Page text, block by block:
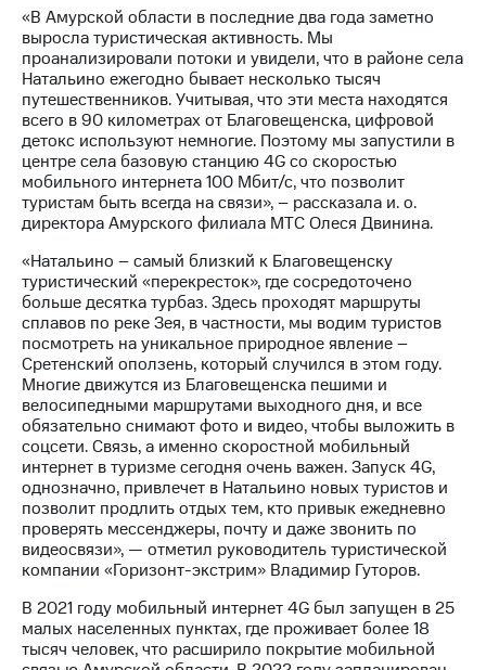
Корпоративный
секретарь
Раскрытие
информации
Информация
акционерам
Документы
ПАО
"МТС"
Собрания
акционеров
Личный
кабинет
акционера
Акционерный
капитал
Контроль
и
аудит
Рынок
акций
Описание
Программа
приобретения
Порядок
выкупа
акций
Рынок
облигаций
«В Амурской области в последние два года заметно
выросла туристическая активность. Мы
проанализировали потоки и увидели, что в районе села
Натальино ежегодно бывает несколько тысяч
путешественников. Учитывая, что эти места находятся
всего в 90 километрах от Благовещенска, цифровой
детокс используют немногие. Поэтому мы запустили в
центре села базовую станцию 4G со скоростью
мобильного интернета 100 Мбит/с, что позволит
туристам быть всегда на связи», – рассказала и. о.
директора Амурского филиала МТС Олеся Двинина.
«Натальино – самый близкий к Благовещенску
туристический «перекресток», где сосредоточено
больше десятка турбаз. Здесь проходят маршруты
сплавов по реке Зея, в частности, мы водим туристов
посмотреть на уникальное природное явление –
Сретенский оползень, который случился в этом году.
Многие движутся из Благовещенска пешими и
велосипедными маршрутами выходного дня, и все
обязательно снимают фото и видео, чтобы выложить в
соцсети. Связь, а именно скоростной мобильный
интернет в туризме сегодня очень важен. Запуск 4G,
однозначно, привлечет в Натальино новых туристов и
позволит продлить отдых тем, кто привык ежедневно
проверять мессенджеры, почту и даже звонить по
видеосвязи», — отметил руководитель туристической
компании «Горизонт-экстрим» Владимир Гуторов.
В 2021 году мобильный интернет 4G был запущен в 25
малых населенных пунктах, где проживает более 18
тысяч человек, что расширило покрытие мобильной